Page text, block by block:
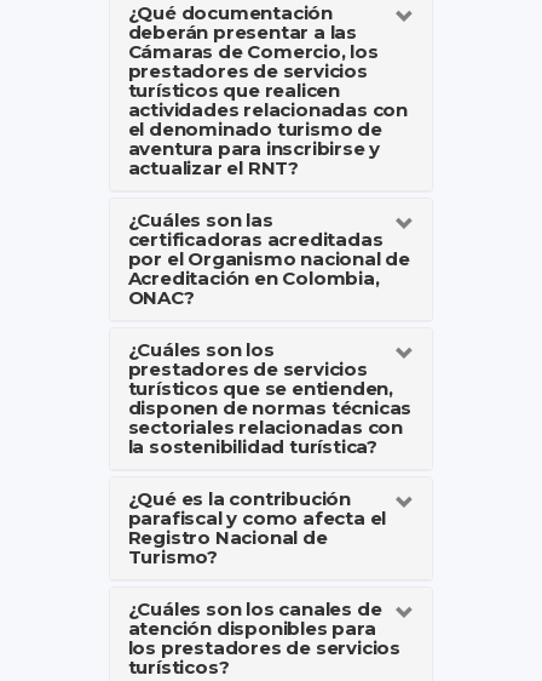
¿Qué documentación
deberán presentar a las
Cámaras de Comercio, los
prestadores de servicios
turísticos que realicen
actividades relacionadas con
el denominado turismo de
aventura para inscribirse y
actualizar el RNT?
¿Cuáles son las
certificadoras acreditadas
por el Organismo nacional de
Acreditación en Colombia,
ONAC?
¿Cuáles son los
prestadores de servicios
turísticos que se entienden,
disponen de normas técnicas
sectoriales relacionadas con
la sostenibilidad turística?
¿Qué es la contribución
parafiscal y como afecta el
Registro Nacional de
Turismo?
¿Cuáles son los canales de
atención disponibles para
los prestadores de servicios
turísticos?